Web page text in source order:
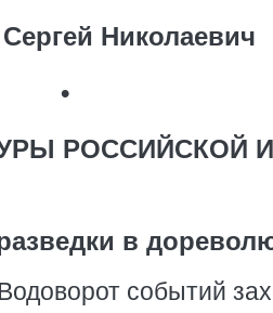
Николаевич
•
РОССИЙСКОЙ
в
событий